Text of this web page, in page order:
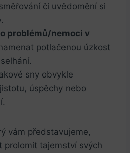
či uvědomění si
problémů/nemoci v
potlačenou úzkost
sny obvykle
úspěchy nebo
vám představujeme,
prolomit tajemství svých